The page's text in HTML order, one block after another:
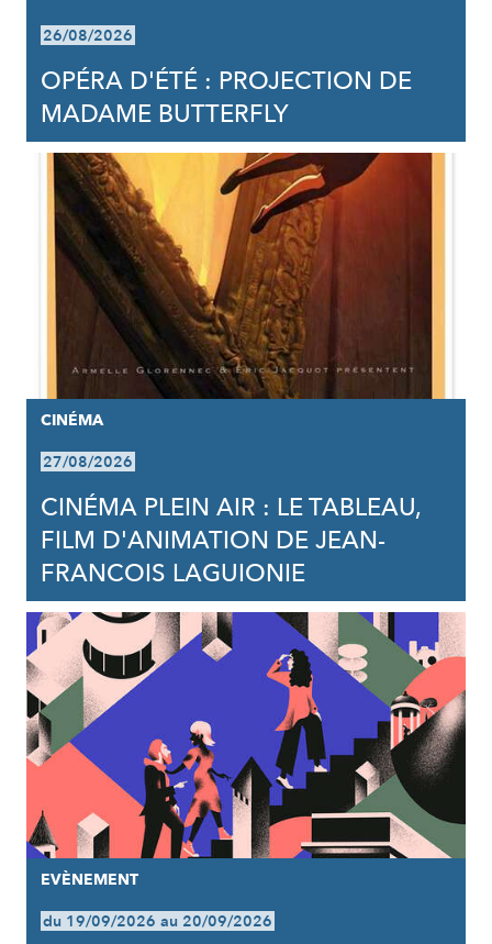
26/08/2026
OPÉRA D'ÉTÉ : PROJECTION DE
MADAME BUTTERFLY
CINÉMA
27/08/2026
CINÉMA PLEIN AIR : LE TABLEAU,
FILM D'ANIMATION DE JEAN-
FRANCOIS LAGUIONIE
EVÈNEMENT
du 19/09/2026 au 20/09/2026